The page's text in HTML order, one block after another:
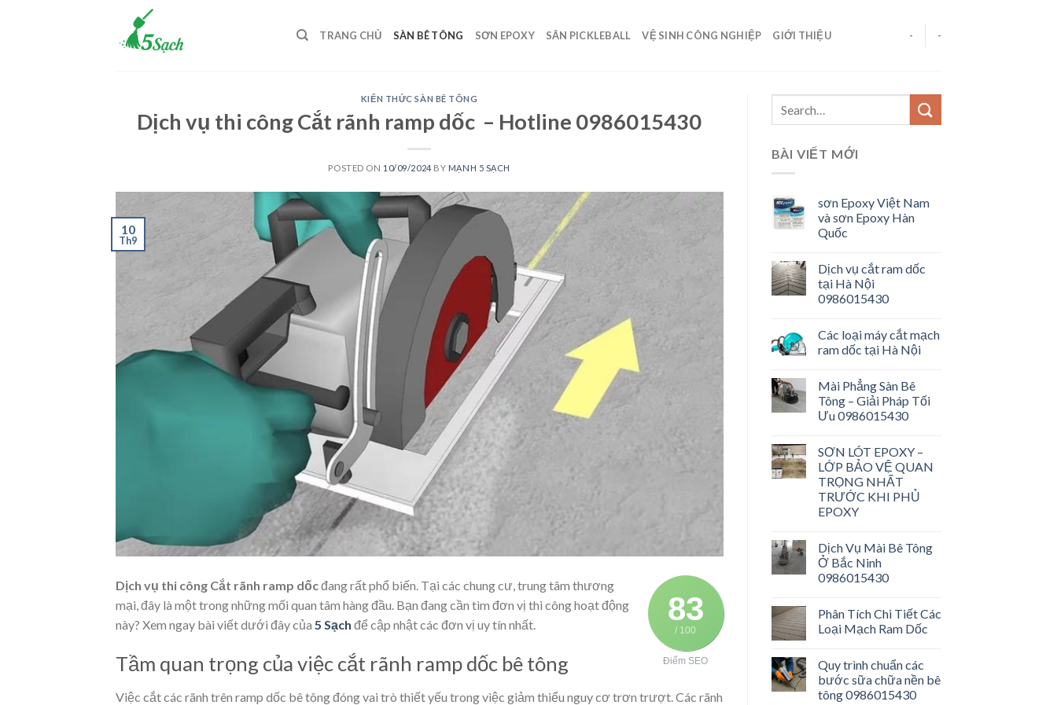
TRANG CHỦ SÀN BÊ TÔNG SƠN EPOXY SÂN PICKLEBALL VỆ SINH CÔNG NGHIỆP GIỚI THIỆU - -
KIẾN THỨC SÀN BÊ TÔNG
Dịch vụ thi công Cắt rãnh ramp dốc – Hotline 0986015430
POSTED ON 10/09/2024 BY MẠNH 5 SẠCH
10
Th9
83
/ 100
Điểm SEO
Dịch vụ thi công Cắt rãnh ramp dốcđang rất phổ biến. Tại các chung cư, trung tâm thương
mại, đây là một trong những mối quan tâm hàng đầu. Bạn đang cần tìm đơn vị thi công hoạt động
này? Xem ngay bài viết dưới đây của 5 Sạch để cập nhật các đơn vị uy tín nhất.
Tầm quan trọng của việc cắt rãnh ramp dốc bê tông
Việc cắt các rãnh trên ramp dốc bê tông đóng vai trò thiết yếu trong việc giảm thiểu nguy cơ trơn trượt. Các rãnh
BÀI VIẾT MỚI
sơn Epoxy Việt Nam
và sơn Epoxy Hàn
Quốc
Dịch vụ cắt ram dốc
tại Hà Nội
0986015430
Các loại máy cắt mạch
ram dốc tại Hà Nội
Mài Phẳng Sàn Bê
Tông – Giải Pháp Tối
Ưu 0986015430
SƠN LÓT EPOXY –
LỚP BẢO VỆ QUAN
TRỌNG NHẤT
TRƯỚC KHI PHỦ
EPOXY
Dịch Vụ Mài Bê Tông
Ở Bắc Ninh
0986015430
Phân Tích Chi Tiết Các
Loại Mạch Ram Dốc
Quy trình chuẩn các
bước sữa chữa nền bê
tông 0986015430